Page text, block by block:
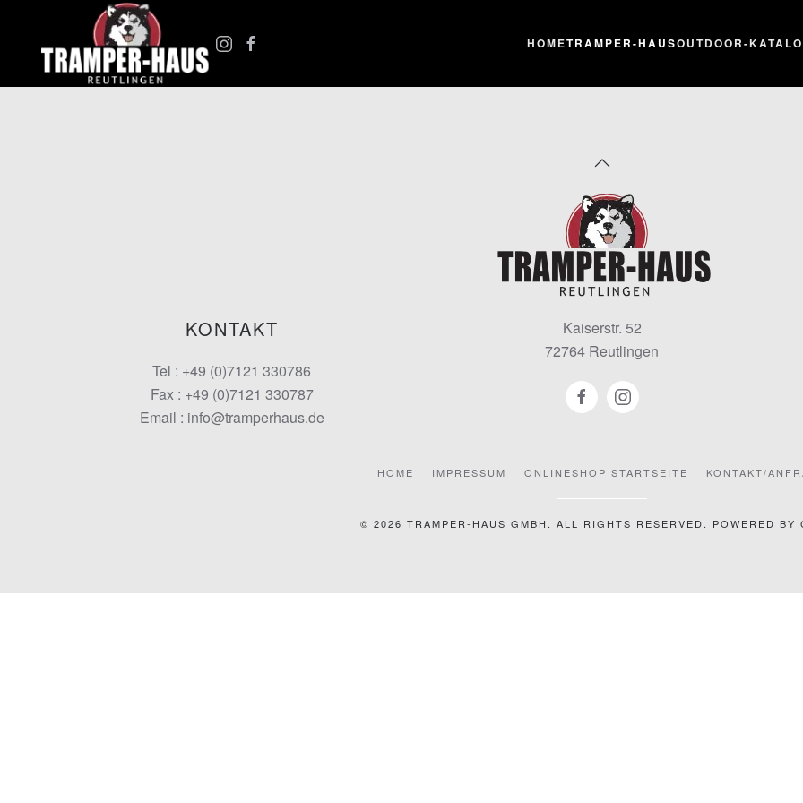
Zum Hauptinhalt springen HOMETRAMPER-HAUSOUTDOOR-
KONTAKT
Tel : +49 (0)7121 330786
Fax : +49 (0)7121 330787
Email : info@tramperhaus.de
Kaiserstr. 52
72764 Reutlingen
HOME IMPRESSUM ONLINESHOP STARTSEITE KONTAKT/
© 2026 TRAMPER-HAUS GMBH. ALL RIGHTS RESERVED. POWERED BY